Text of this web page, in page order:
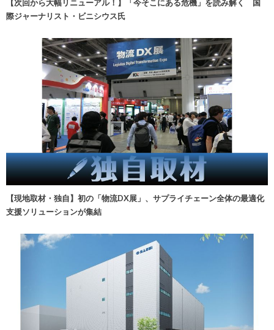
【次回から大幅リニューアル！】「今そこにある危機」を読み解く 国
際ジャーナリスト・ビニシウス氏
【現地取材・独自】初の「物流DX展」、サプライチェーン全体の最適化
支援ソリューションが集結